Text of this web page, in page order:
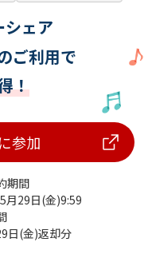
シェア
ご利用で
！
参加
期間
月29日(金)9:59
日(金)返却分